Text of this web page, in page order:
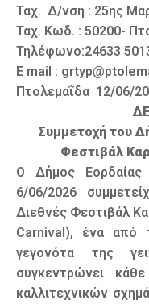
Ταχ. Δ/νση : 25ης
Ταχ. Κωδ. : 50200-
Τηλέφωνο:24633
E mail :
Πτολεμαΐδα 12/06/
Συμμετοχή του
Φεστιβάλ
Ο Δήμος
6/06/2026
Διεθνές Φεστιβάλ
Carnival), ένα από
γεγονότα της
συγκεντρώνει
καλλιτεχνικών